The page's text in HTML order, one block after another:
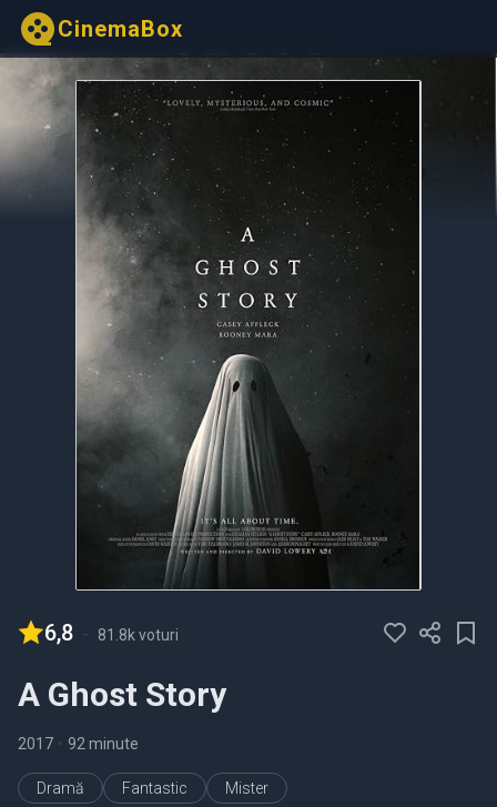
CinemaBox
6,8 - 81.8k voturi
A Ghost Story
2017 • 92 minute
Dramă Fantastic Mister